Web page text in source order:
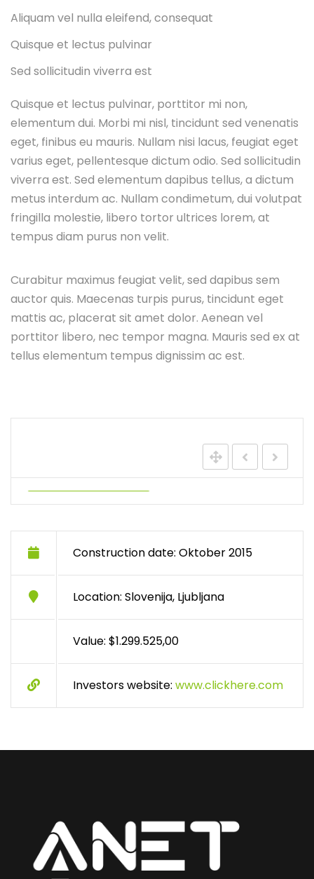
Aliquam vel nulla eleifend, consequat
Quisque et lectus pulvinar
Sed sollicitudin viverra est
Quisque et lectus pulvinar, porttitor mi non,
elementum dui. Morbi mi nisl, tincidunt sed venenatis
eget, finibus eu mauris. Nullam nisi lacus, feugiat eget
varius eget, pellentesque dictum odio. Sed sollicitudin
viverra est. Sed elementum dapibus tellus, a dictum
metus interdum ac. Nullam condimetum, dui volutpat
fringilla molestie, libero tortor ultrices lorem, at
tempus diam purus non velit.
Curabitur maximus feugiat velit, sed dapibus sem
auctor quis. Maecenas turpis purus, tincidunt eget
mattis ac, placerat sit amet dolor. Aenean vel
porttitor libero, nec tempor magna. Mauris sed ex at
tellus elementum tempus dignissim ac est.
Construction date: Oktober 2015
Location: Slovenija, Ljubljana
Value: $1.299.525,00
Investors website: www.clickhere.com